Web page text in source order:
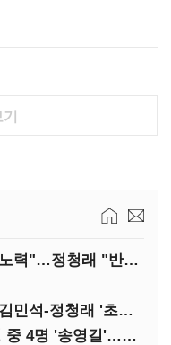
김민석 "경선갈등 완전 제로 노력"…정청래 "반명 공세 사과부터"
(정기여론조사)②당심·호남, 김민석-정청래 '초접전'
(정기여론조사)③2순위, 10명 중 4명 '송영길'…정청래 '한 자릿수'